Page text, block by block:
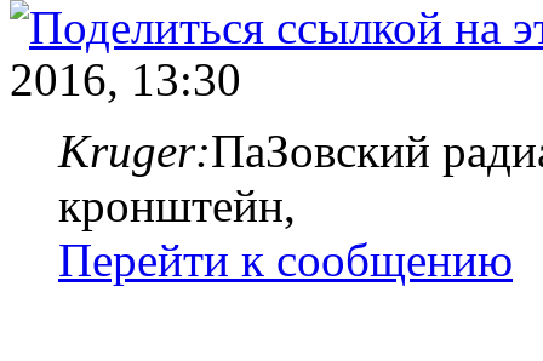
2016, 13:30
Kruger:ПаЗовский
кронштейн,
Перейти к сообщению